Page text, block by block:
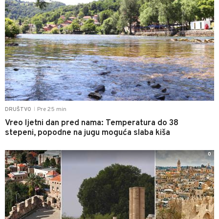
DRUŠTVO Pre 25 min
Vreo ljetni dan pred nama: Temperatura do 38
stepeni, popodne na jugu moguća slaba kiša
0